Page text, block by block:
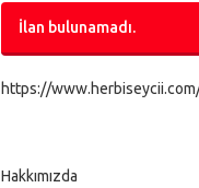
İlan bulunamadı.
https://
Hakkımızda